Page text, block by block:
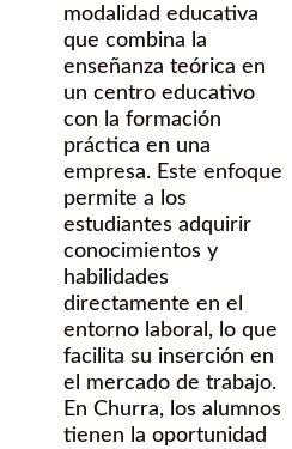
modalidad educativa
que combina la
enseñanza teórica en
un centro educativo
con la formación
práctica en una
empresa. Este enfoque
permite a los
estudiantes adquirir
conocimientos y
habilidades
directamente en el
entorno laboral, lo que
facilita su inserción en
el mercado de trabajo.
En Churra, los alumnos
tienen la oportunidad